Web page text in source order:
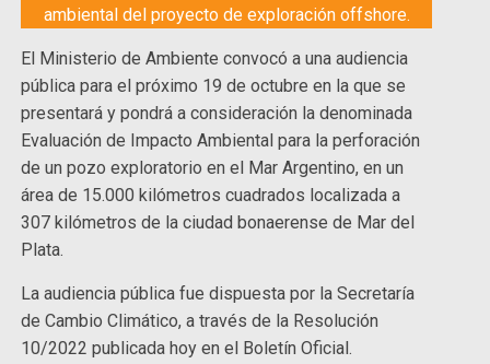
ambiental del proyecto de exploración offshore.
El Ministerio de Ambiente convocó a una audiencia
pública para el próximo 19 de octubre en la que se
presentará y pondrá a consideración la denominada
Evaluación de Impacto Ambiental para la perforación
de un pozo exploratorio en el Mar Argentino, en un
área de 15.000 kilómetros cuadrados localizada a
307 kilómetros de la ciudad bonaerense de Mar del
Plata.
La audiencia pública fue dispuesta por la Secretaría
de Cambio Climático, a través de la Resolución
10/2022 publicada hoy en el Boletín Oficial.